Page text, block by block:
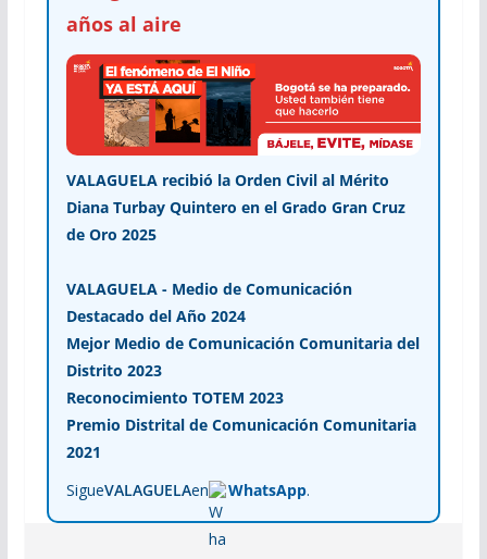
años al aire
VALAGUELA recibió la Orden Civil al Mérito
Diana Turbay Quintero en el Grado Gran Cruz
de Oro 2025
VALAGUELA - Medio de Comunicación
Destacado del Año 2024
Mejor Medio de Comunicación Comunitaria del
Distrito 2023
Reconocimiento TOTEM 2023
Premio Distrital de Comunicación Comunitaria
2021
SigueVALAGUELAen WhatsApp.